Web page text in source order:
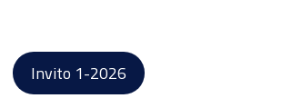
Invito 1-2026